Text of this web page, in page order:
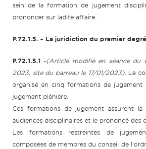
sein de la formation de jugement
prononcer sur ladite affaire.
P.72.1.5. – La juridiction du premier
P.72.1.5.1 -(Article modifié en séance du
2023, site du barreau le 17/01/2023). Le
organisé en cinq formations de
jugement plénière.
Ces formations de jugement assurent
audiences disciplinaires et le prononcé des
Les formations restreintes de
composées de membres du conseil de